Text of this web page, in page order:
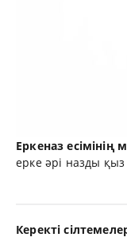
Еркеназ есімінің
ерке әрі назды
Керекті